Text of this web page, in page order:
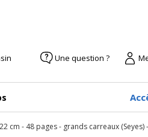
Une question ?
cm - 48 pages - grands carreaux (Seyes)